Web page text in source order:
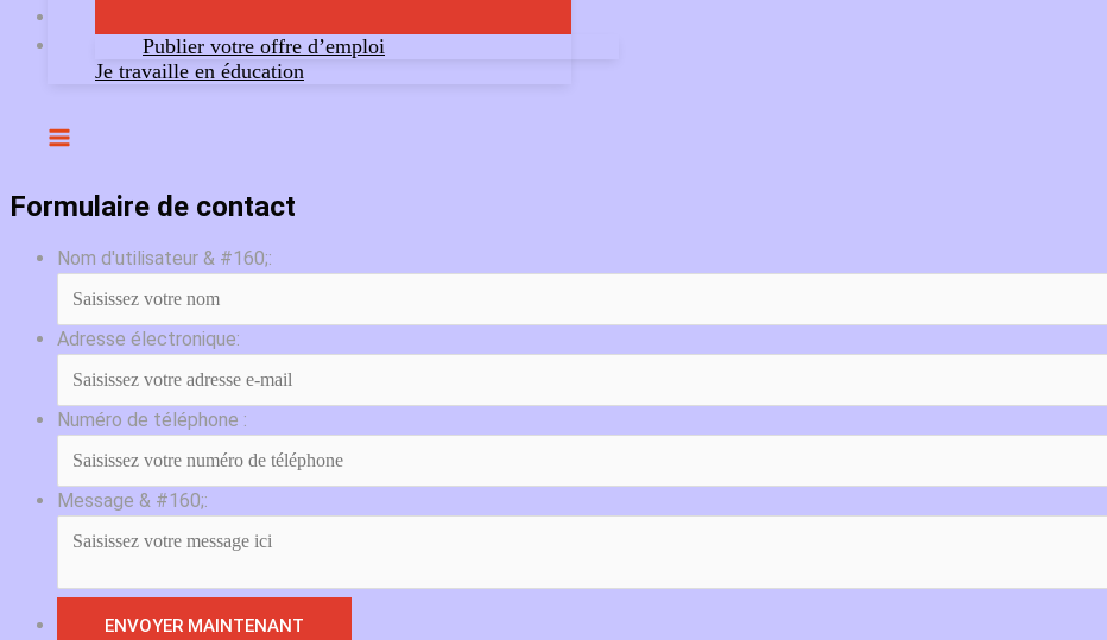
Publier votre offre d’emploi
Je travaille en éducation
Formulaire de contact
Nom d'utilisateur & #160;:
Adresse électronique:
Numéro de téléphone :
Message & #160;: